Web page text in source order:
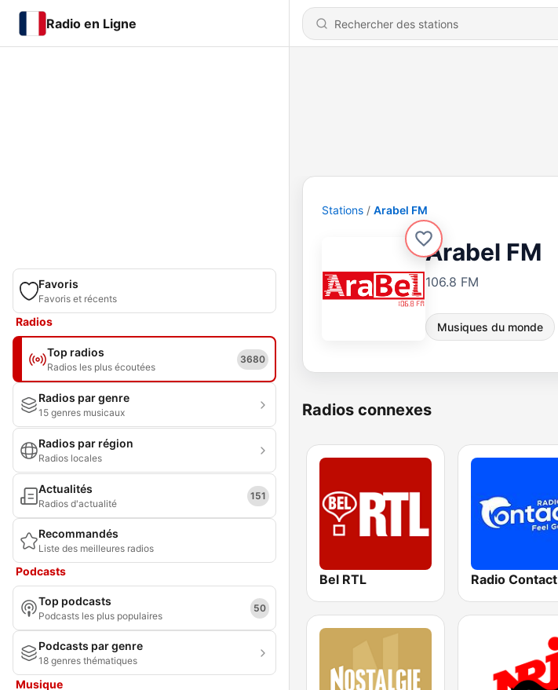
Radio en Ligne
Favoris
Favoris et récents
Radios
Top radios
Radios les plus écoutées
3680
Radios par genre
15 genres musicaux
Radios par région
Radios locales
Actualités
Radios d'actualité
151
Recommandés
Liste des meilleures radios
Podcasts
Top podcasts
Podcasts les plus populaires
50
Podcasts par genre
18 genres thématiques
Musique
Stations Arabel FM
Arabel FM
106.8 FM
Musiques du monde
Radios connexes
Bel RTL Radio Contact